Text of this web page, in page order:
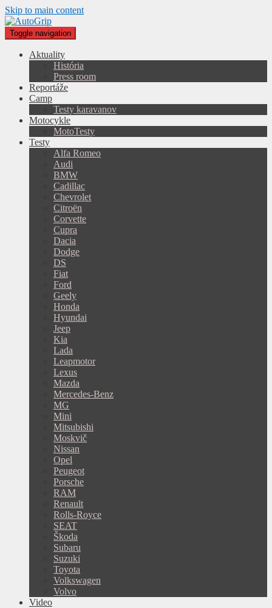
Skip to main content
Toggle navigation
Aktuality
História
Press room
Reportáže
Camp
Testy karavanov
Motocykle
MotoTesty
Testy
Alfa Romeo
Audi
BMW
Cadillac
Chevrolet
Citroën
Corvette
Cupra
Dacia
Dodge
DS
Fiat
Ford
Geely
Honda
Hyundai
Jeep
Kia
Lada
Leapmotor
Lexus
Mazda
Mercedes-Benz
MG
Mini
Mitsubishi
Moskvič
Nissan
Opel
Peugeot
Porsche
RAM
Renault
Rolls-Royce
SEAT
Škoda
Subaru
Suzuki
Toyota
Volkswagen
Volvo
Video